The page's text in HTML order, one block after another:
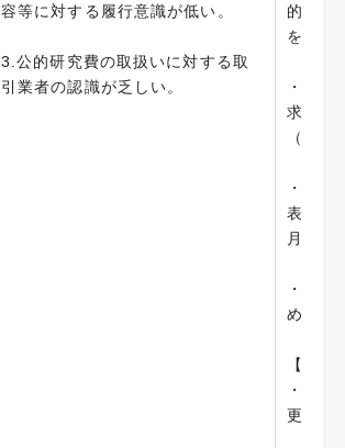
容等に対する履行意識が低い。
3.公的研究費の取扱いに対する取
引業者の認識が乏しい。
的研究
を図っ
・一
求め、
（
・「
表規準
月）
・研
めてい
【今
・研
更なる